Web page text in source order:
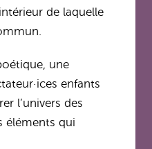
de laquelle
une
enfants
l’univers des
éléments qui